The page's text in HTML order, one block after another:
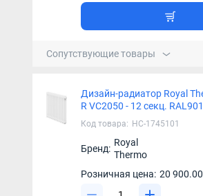
Сопутствующие товары
Дизайн-радиатор Royal
R VC2050 - 12 секц.
Код товара: НС-1745101
Бренд:
Royal
Thermo
Розничная цена: 20